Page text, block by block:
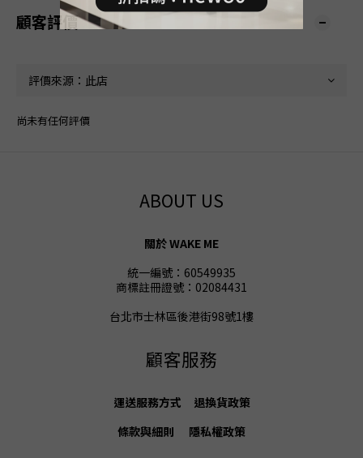
顧客評價
尚未有任何評價
ABOUT US
關於 WAKE ME
統一編號：60549935
商標註冊證號：02084431
台北市士林區後港街98號1樓
顧客服務
運送服務方式 退換貨政策
條款與細則
隱私權政策